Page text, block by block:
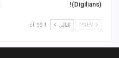
(Digilians)!
التالي 1 of 99